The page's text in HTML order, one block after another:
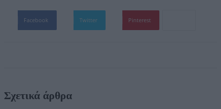
Facebook Twitter Pinterest
Σχετικά άρθρα